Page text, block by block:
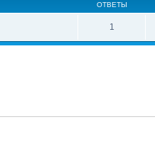
ОТВЕТЫ
1